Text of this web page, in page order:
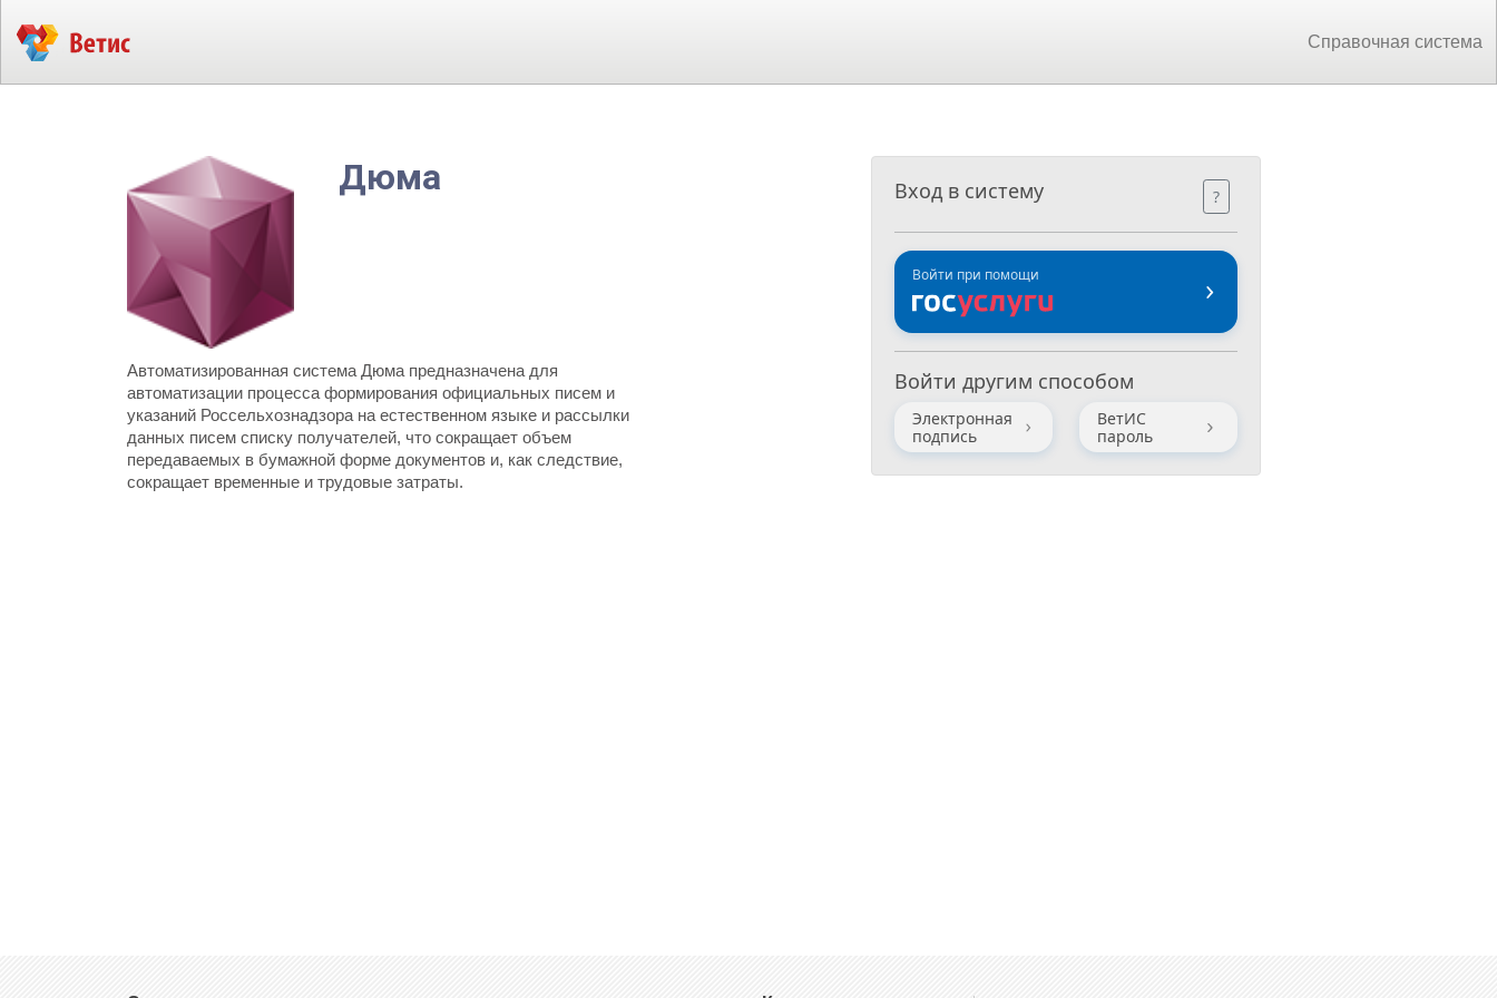
Справочная система
Дюма
Автоматизированная система Дюма предназначена для
автоматизации процесса формирования официальных писем и
указаний Россельхознадзора на естественном языке и рассылки
данных писем списку получателей, что сокращает объем
передаваемых в бумажной форме документов и, как следствие,
сокращает временные и трудовые затраты.
Вход в систему ?
Войти при помощи
Войти другим способом
Электронная
подпись
ВетИС
пароль